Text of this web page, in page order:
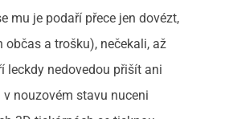
mu je podaří přece jen dovézt,
a trošku), nečekali, až
leckdy nedovedou přišít ani
nouzovém stavu nuceni